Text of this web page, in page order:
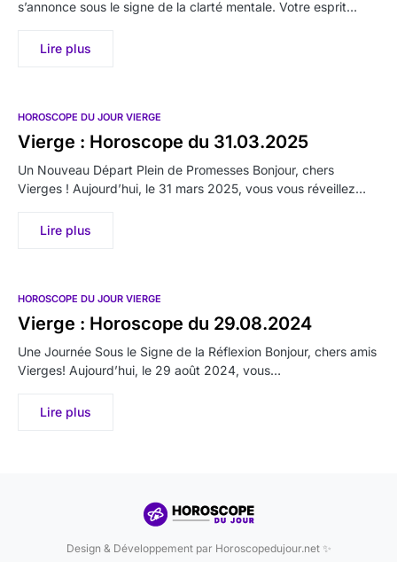
s’annonce sous le signe de la clarté mentale. Votre esprit…
Lire plus
HOROSCOPE DU JOUR VIERGE
Vierge : Horoscope du 31.03.2025
Un Nouveau Départ Plein de Promesses Bonjour, chers
Vierges ! Aujourd’hui, le 31 mars 2025, vous vous réveillez…
Lire plus
HOROSCOPE DU JOUR VIERGE
Vierge : Horoscope du 29.08.2024
Une Journée Sous le Signe de la Réflexion Bonjour, chers amis
Vierges! Aujourd’hui, le 29 août 2024, vous…
Lire plus
Design & Développement par Horoscopedujour.net ✨